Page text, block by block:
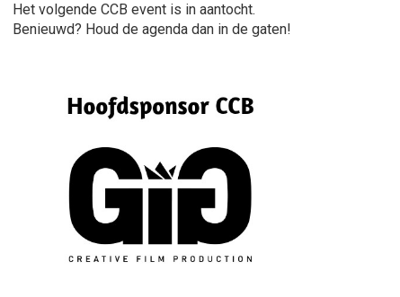
Het volgende CCB event is in aantocht.
Benieuwd? Houd de agenda dan in de gaten!